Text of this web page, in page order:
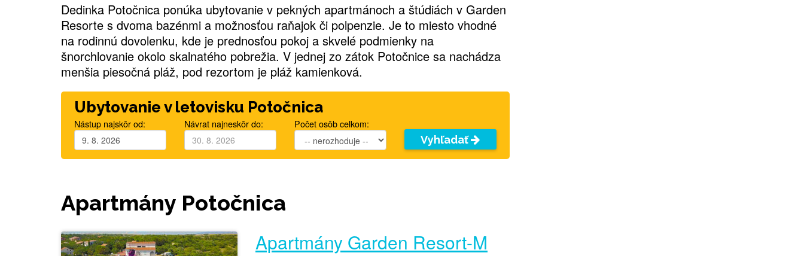
Dedinka Potočnica ponúka ubytovanie v pekných apartmánoch a štúdiách v Garden
Resorte s dvoma bazénmi a možnosťou raňajok či polpenzie. Je to miesto vhodné
na rodinnú dovolenku, kde je prednosťou pokoj a skvelé podmienky na
šnorchlovanie okolo skalnatého pobrežia. V jednej zo zátok Potočnice sa nachádza
menšia piesočná pláž, pod rezortom je pláž kamienková.
Ubytovanie v letovisku Potočnica
Nástup najskôr od: Návrat najneskôr do:
Počet osôb celkom:
Vyhľadať
Apartmány Potočnica
Apartmány Garden Resort-M